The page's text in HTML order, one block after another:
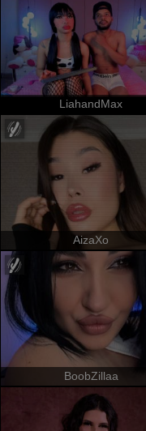
LiahandMax
AizaXo
BoobZillaa